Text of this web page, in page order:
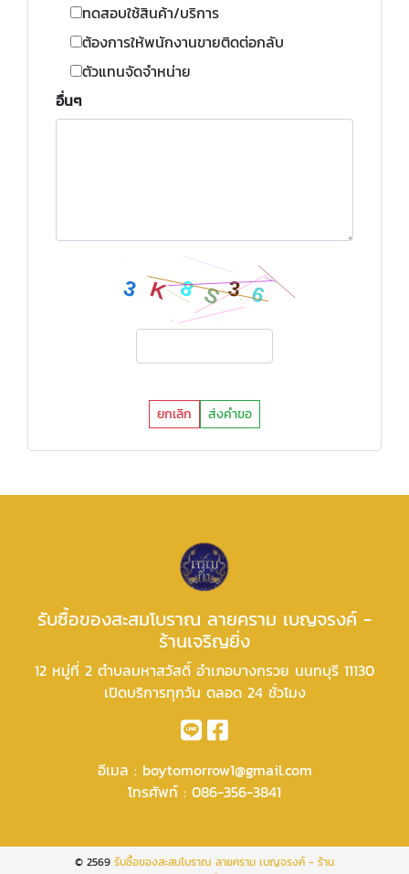
ทดสอบใช้สินค้า/บริการ
ต้องการให้พนักงานขายติดต่อกลับ
ตัวแทนจัดจำหน่าย
อื่นๆ
ยกเลิก ส่งคำขอ
รับซื้อของสะสมโบราณ ลายคราม เบญจรงค์ -
ร้านเจริญยิ่ง
12 หมู่ที่ 2 ตำบลมหาสวัสดิ์ อำเภอบางกรวย นนทบุรี 11130
เปิดบริการทุกวัน ตลอด 24 ชั่วโมง
อีเมล : boytomorrow1@gmail.com
โทรศัพท์ : 086-356-3841
© 2569 รับซื้อของสะสมโบราณ ลายคราม เบญจรงค์ - ร้าน